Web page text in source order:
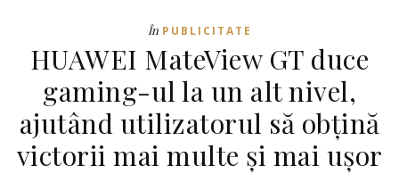
În PUBLICITATE
HUAWEI MateView GT duce
gaming-ul la un alt nivel,
ajutând utilizatorul să obțină
victorii mai multe și mai ușor